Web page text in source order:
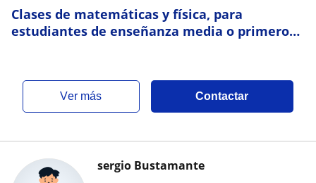
Clases de matemáticas y física, para
estudiantes de enseñanza media o primero
ver más Contactar
sergio Bustamante